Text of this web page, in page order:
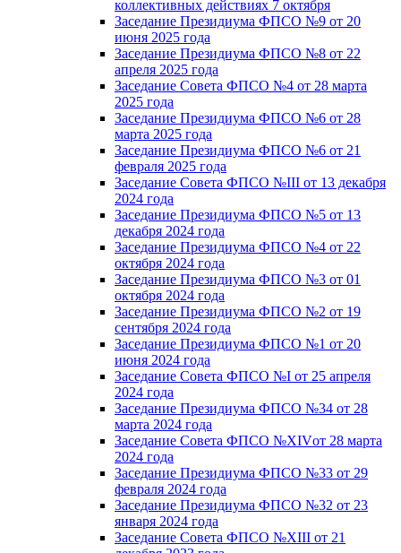
коллективных действиях 7 октября
Заседание Президиума ФПСО №9 от 20
июня 2025 года
Заседание Президиума ФПСО №8 от 22
апреля 2025 года
Заседание Совета ФПСО №4 от 28 марта
2025 года
Заседание Президиума ФПСО №6 от 28
марта 2025 года
Заседание Президиума ФПСО №6 от 21
февраля 2025 года
Заседание Совета ФПСО №III от 13 декабря
2024 года
Заседание Президиума ФПСО №5 от 13
декабря 2024 года
Заседание Президиума ФПСО №4 от 22
октября 2024 года
Заседание Президиума ФПСО №3 от 01
октября 2024 года
Заседание Президиума ФПСО №2 от 19
сентября 2024 года
Заседание Президиума ФПСО №1 от 20
июня 2024 года
Заседание Совета ФПСО №I от 25 апреля
2024 года
Заседание Президиума ФПСО №34 от 28
марта 2024 года
Заседание Совета ФПСО №XIVот 28 марта
2024 года
Заседание Президиума ФПСО №33 от 29
февраля 2024 года
Заседание Президиума ФПСО №32 от 23
января 2024 года
Заседание Совета ФПСО №XIII от 21